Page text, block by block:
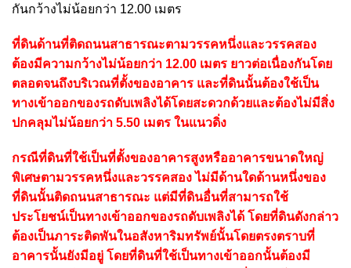
กันกว้างไม่น้อยกว่า 12.00 เมตร
ที่ดินด้านที่ติดถนนสาธารณะตามวรรคหนึ่งและวรรคสอง
ต้องมีความกว้างไม่น้อยกว่า 12.00 เมตร ยาวต่อเนื่องกันโดย
ตลอดจนถึงบริเวณที่ตั้งของอาคาร และที่ดินนั้นต้องใช้เป็น
ทางเข้าออกของรถดับเพลิงได้โดยสะดวกด้วยและต้องไม่มีสิ่ง
ปกคลุมไม่น้อยกว่า 5.50 เมตร ในแนวดิ่ง
กรณีที่ดินที่ใช้เป็นที่ตั้งของอาคารสูงหรืออาคารขนาดใหญ่
พิเศษตามวรรคหนึ่งและวรรคสอง ไม่มีด้านใดด้านหนึ่งของ
ที่ดินนั้นติดถนนสาธารณะ แต่มีที่ดินอื่นที่สามารถใช้
ประโยชน์เป็นทางเข้าออกของรถดับเพลิงได้ โดยที่ดินดังกล่าว
ต้องเป็นภาระติดพันในอสังหาริมทรัพย์นั้นโดยตรงตราบที่
อาคารนั้นยังมีอยู่ โดยที่ดินที่ใช้เป็นทางเข้าออกนั้นต้องมี